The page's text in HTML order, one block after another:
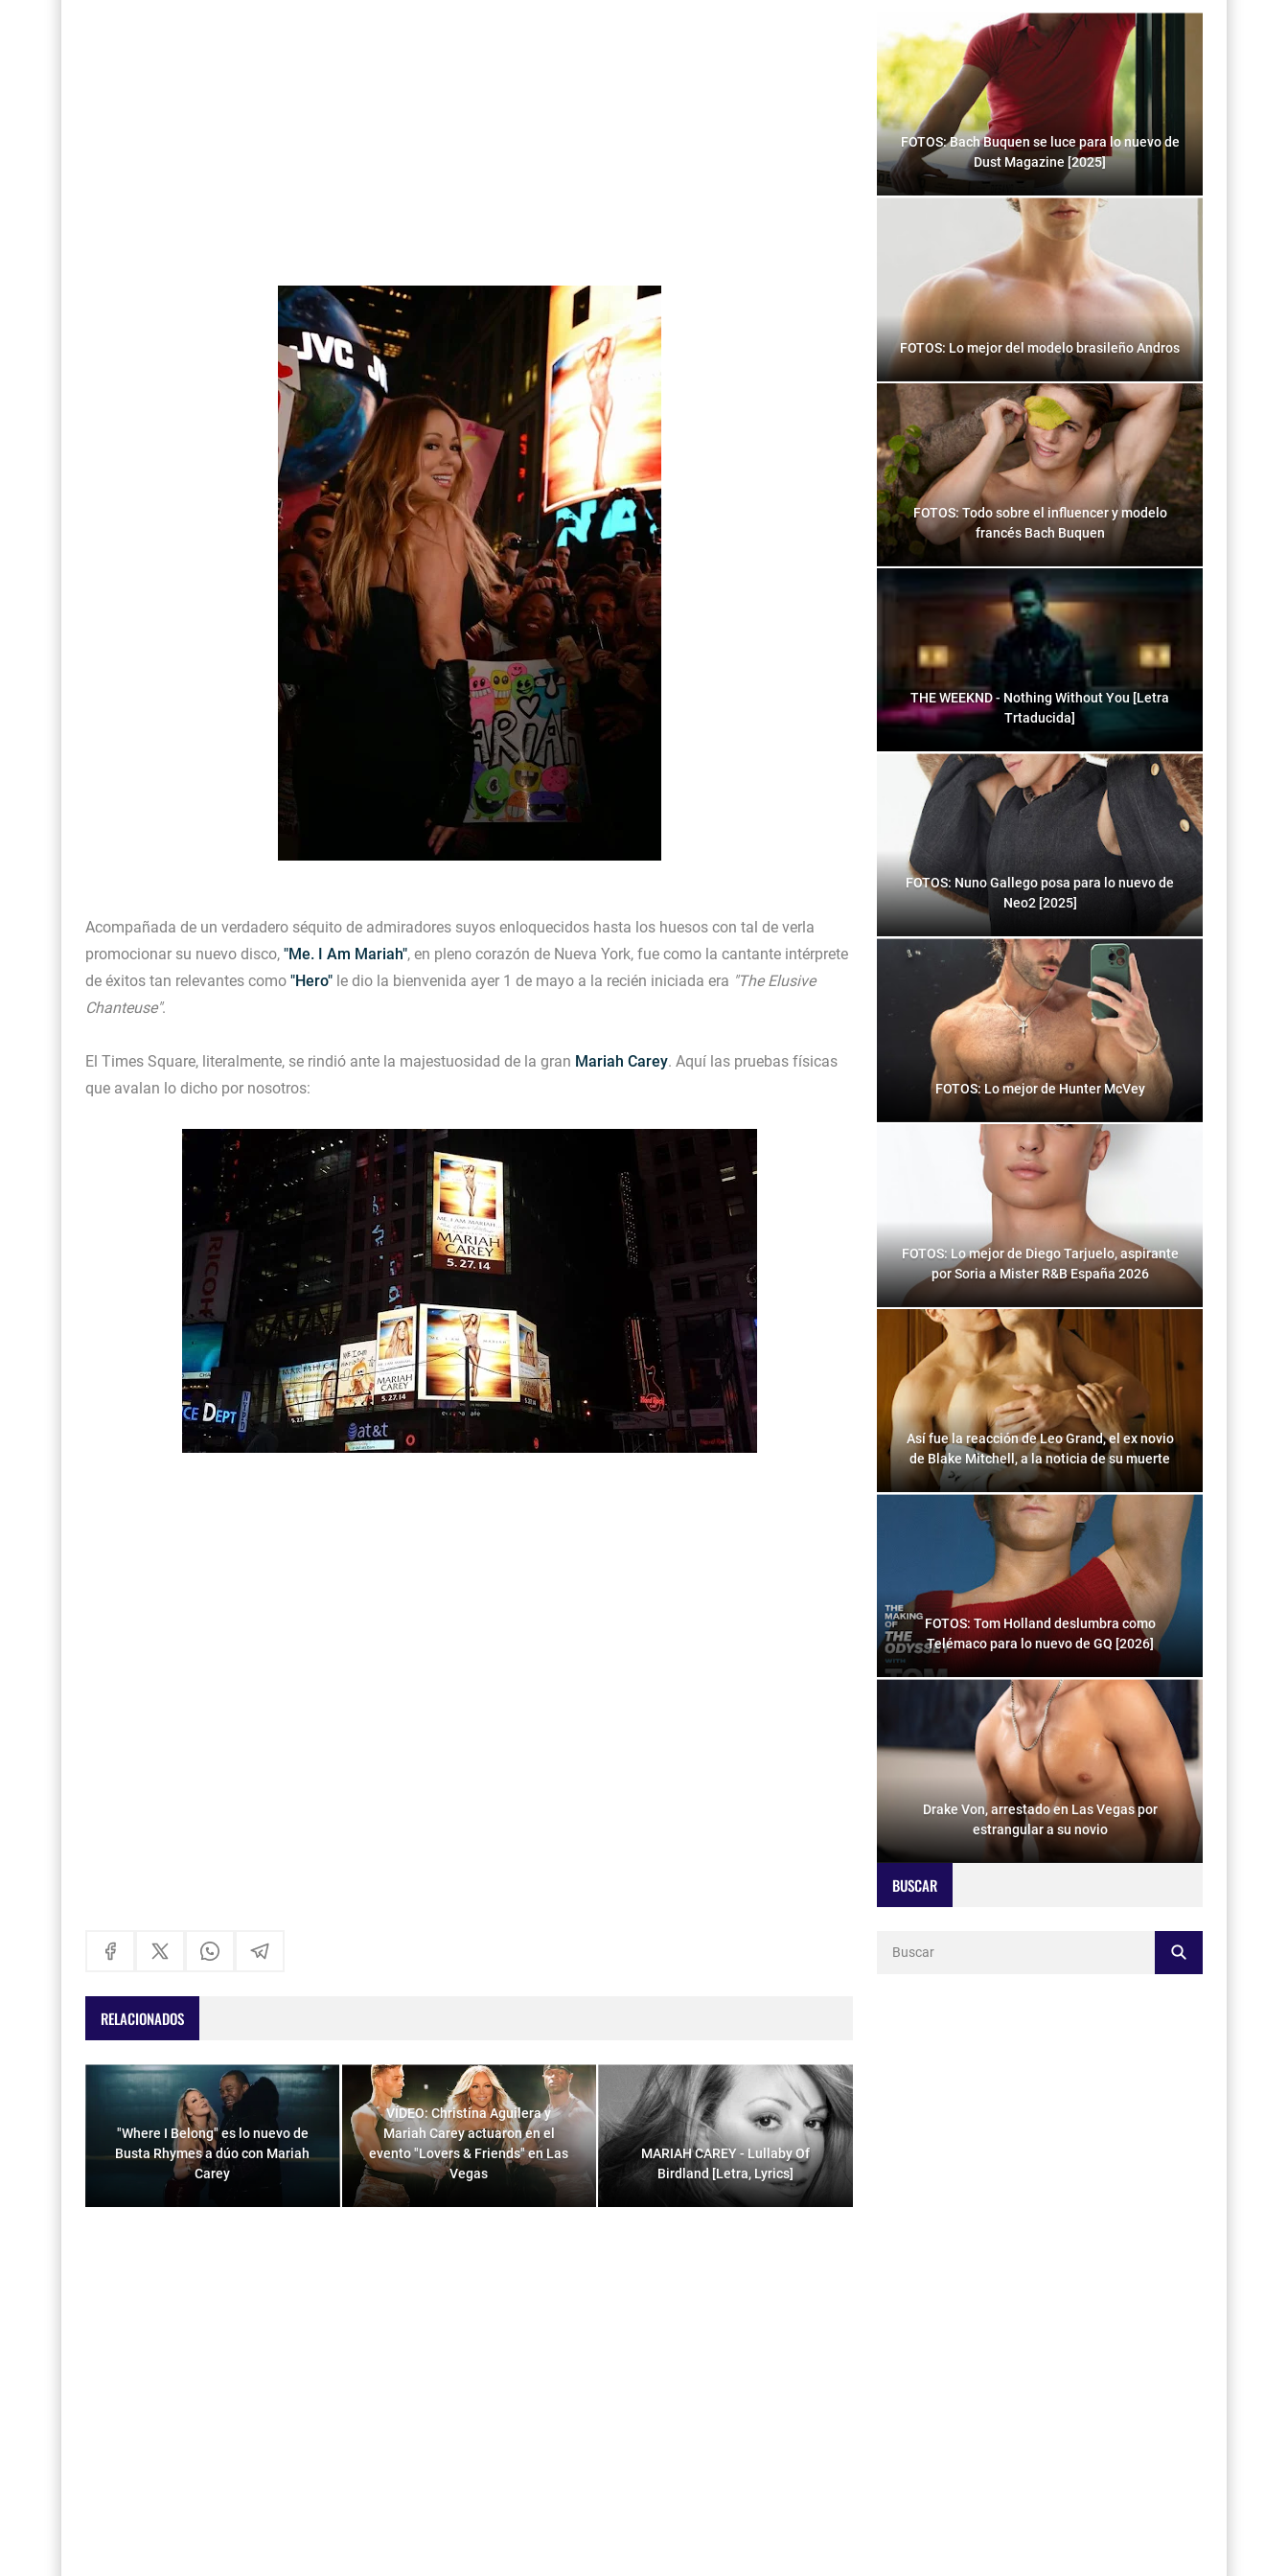
Acompañada de un verdadero séquito de admiradores suyos enloquecidos hasta los huesos con tal de verla
promocionar su nuevo disco, "Me. I Am Mariah", en pleno corazón de Nueva York, fue como la cantante intérprete
de éxitos tan relevantes como "Hero" le dio la bienvenida ayer 1 de mayo a la recién iniciada era "The Elusive
Chanteuse".
El Times Square, literalmente, se rindió ante la majestuosidad de la gran Mariah Carey. Aquí las pruebas físicas
que avalan lo dicho por nosotros:
RELACIONADOS
"Where I Belong" es lo nuevo de
Busta Rhymes a dúo con Mariah
Carey
VÍDEO: Christina Aguilera y
Mariah Carey actuaron en el
evento "Lovers & Friends" en Las
Vegas
MARIAH CAREY - Lullaby Of
Birdland [Letra, Lyrics]
FOTOS: Bach Buquen se luce para lo nuevo de
Dust Magazine [2025]
FOTOS: Lo mejor del modelo brasileño Andros
FOTOS: Todo sobre el influencer y modelo
francés Bach Buquen
THE WEEKND - Nothing Without You [Letra
Trtaducida]
FOTOS: Nuno Gallego posa para lo nuevo de
Neo2 [2025]
FOTOS: Lo mejor de Hunter McVey
FOTOS: Lo mejor de Diego Tarjuelo, aspirante
por Soria a Mister R&B España 2026
Así fue la reacción de Leo Grand, el ex novio
de Blake Mitchell, a la noticia de su muerte
FOTOS: Tom Holland deslumbra como
Telémaco para lo nuevo de GQ [2026]
Drake Von, arrestado en Las Vegas por
estrangular a su novio
BUSCAR